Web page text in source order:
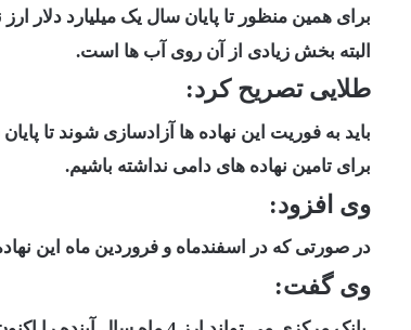
برای همین منظور تا پایان سال یک میلیارد دلار
البته بخش زیادی از آن روی آب ها است.
طلایی تصریح کرد:
باید به فوریت این نهاده ها آزادسازی شوند تا
برای تامین نهاده های دامی نداشته باشیم.
وی افزود:
در صورتی که در اسفندماه و فروردین ماه این
وی گفت: